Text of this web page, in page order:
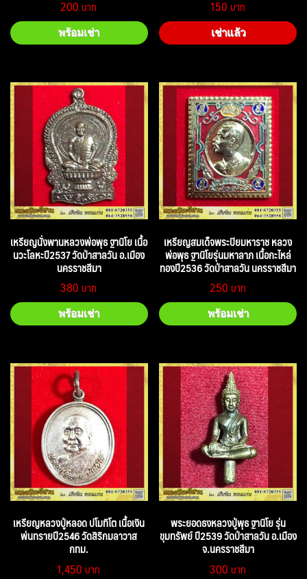
200
พร้อมเช่า
150
เช่าแล้ว
เหรียญนั่งพานหลวงพ่อพุธ ฐานิโย เนื้อ
นวะโลหะปี2537 วัดป่าสาลวัน อ.เมือง
นครราชสีมา
380
พร้อมเช่า
เหรียญสมเด็จพระปิยมหาราช หลวง
พ่อพุธ ฐานิโยรุ่นมหาลาภ เนื้อกะไหล่
ทองปี2536 วัดป่าสาลวัน นครราชสีมา
250
พร้อมเช่า
เหรียญหลวงปู่หลอด ปโมทิโต เนื้อเงิน
พ่นทรายปี2546 วัดสิริกมลาวาส
กทม.
1,450
พระยอดธงหลวงปู่พุธ ฐานิโย รุ่น
ขุมทรัพย์ ปี2539 วัดป่าสาลวัน อ.เมือง
จ.นครราชสีมา
300